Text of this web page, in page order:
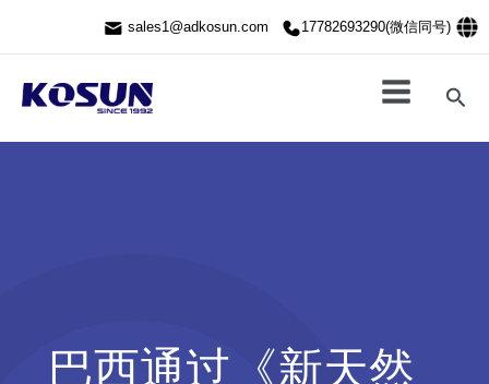
sales1@adkosun.com 17782693290(微信同号)
搜
索
巴西通过《新天然